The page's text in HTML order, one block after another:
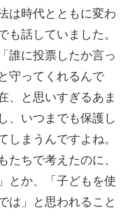
は時代とともに変わ
も話していました。
誰に投票したか言っ
守ってくれるんで
、と思いすぎるあま
、いつまでも保護し
まうんですよね。
たちで考えたのに、
とか、「子どもを使
は」と思われること